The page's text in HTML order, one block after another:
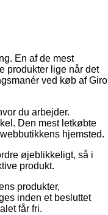
En af de mest
produkter lige når det
ved køb af Giro
du arbejder.
Den mest letkøbte
hjemsted.
øjeblikkeligt, så i
produkt.
produkter,
inden et besluttet
får fri.